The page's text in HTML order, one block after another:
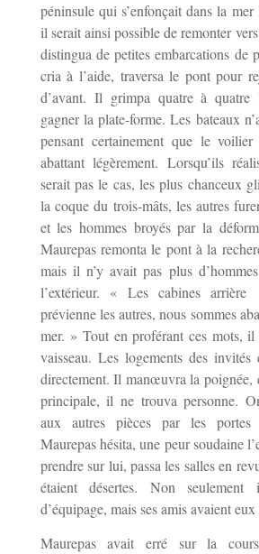
péninsule qui s’enfonçait dans la
il serait ainsi possible de remonter
distingua de petites embarcations de
cria à l’aide, traversa le pont pour
d’avant. Il grimpa quatre à quatre
gagner la plate-forme. Les bateaux
pensant certainement que le
abattant légèrement. Lorsqu’ils
serait pas le cas, les plus chanceux
la coque du trois-mâts, les autres
et les hommes broyés par la
Maurepas remonta le pont à la
mais il n’y avait pas plus
l’extérieur. « Les cabines
prévienne les autres, nous sommes
mer. » Tout en proférant ces mots, il
vaisseau. Les logements des invités
directement. Il manœuvra la poignée,
principale, il ne trouva personne.
aux autres pièces par les portes
Maurepas hésita, une peur soudaine
prendre sur lui, passa les salles en
étaient désertes. Non
d’équipage, mais ses amis avaient
Maurepas avait erré sur la